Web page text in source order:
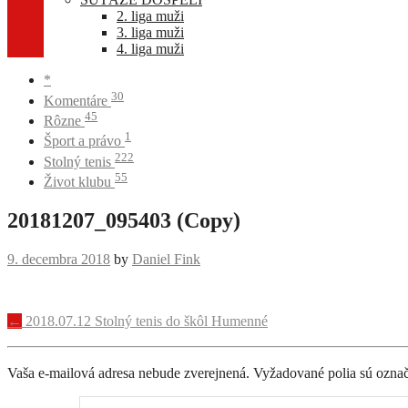
2. liga muži
3. liga muži
4. liga muži
*
Komentáre 30
Rôzne 45
Šport a právo 1
Stolný tenis 222
Život klubu 55
20181207_095403 (Copy)
9. decembra 2018 by Daniel Fink
Navigácia
príspevku
← 2018.07.12 Stolný tenis do škôl Humenné
Vaša e-mailová adresa nebude zverejnená. Vyžadované polia sú